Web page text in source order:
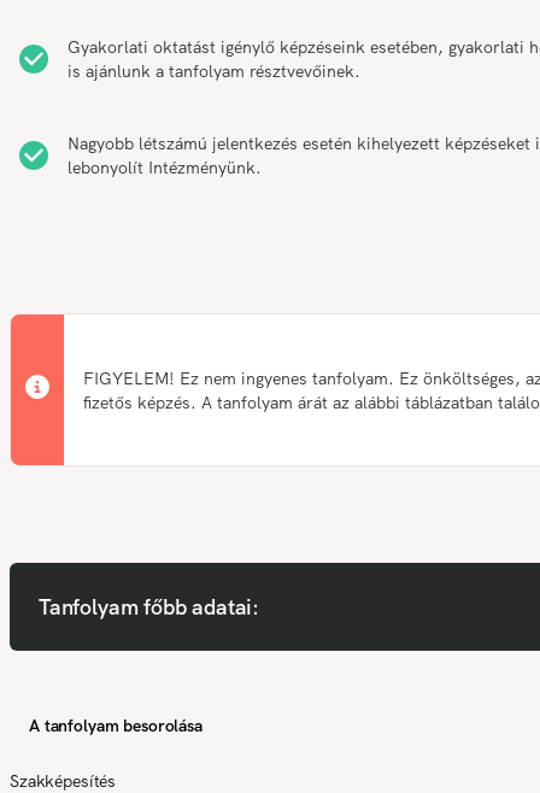
Gyakorlati oktatást igénylő képzéseink esetében, gyakorlati
is ajánlunk a tanfolyam résztvevőinek.
Nagyobb létszámú jelentkezés esetén kihelyezett képzéseket
lebonyolít Intézményünk.
FIGYELEM! Ez nem ingyenes tanfolyam. Ez önköltséges,
fizetős képzés. A tanfolyam árát az alábbi táblázatban
Tanfolyam főbb adatai:
A tanfolyam besorolása
Szakképesítés